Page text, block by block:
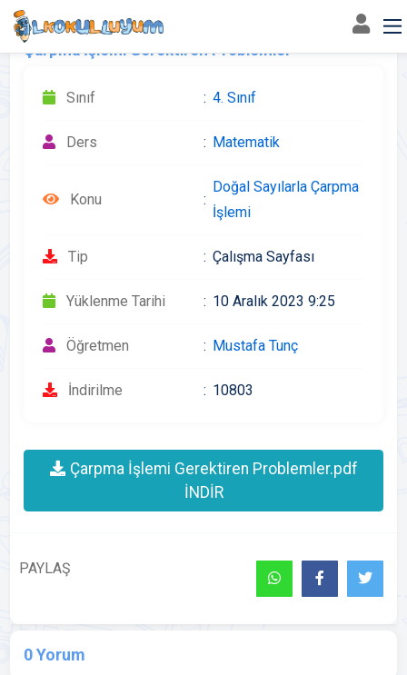
Çarpma İşlemi Gerektiren Problemler
Sınıf 4. Sınıf
Ders Matematik
Konu
Doğal Sayılarla Çarpma
İşlemi
Tip Çalışma Sayfası
Yüklenme Tarihi 10 Aralık 2023 9:25
Öğretmen Mustafa Tunç
İndirilme 10803
Çarpma İşlemi Gerektiren Problemler.pdf
İNDİR
PAYLAŞ
0 Yorum